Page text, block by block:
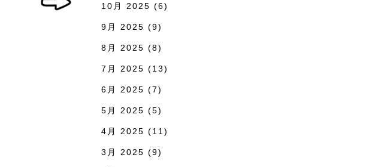
10月 2025 (6)
9月 2025 (9)
8月 2025 (8)
7月 2025 (13)
6月 2025 (7)
5月 2025 (5)
4月 2025 (11)
3月 2025 (9)